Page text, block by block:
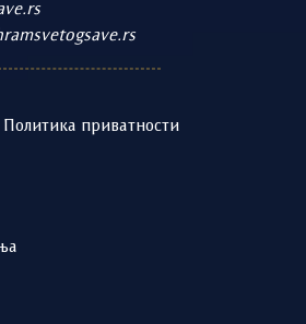
приватности